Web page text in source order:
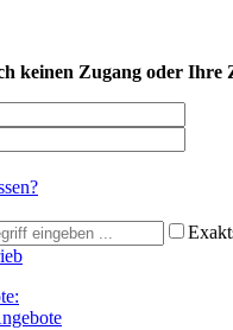
keinen Zugang oder Ihre